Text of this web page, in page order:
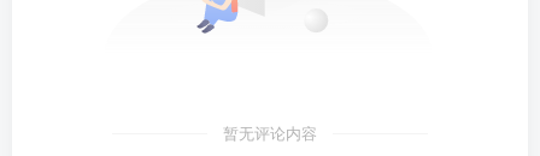
暂无评论内容